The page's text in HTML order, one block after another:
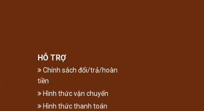
HỖ TRỢ
Chính sách đổi/trả/hoàn
tiền
Hình thức vận chuyển
Hình thức thanh toán